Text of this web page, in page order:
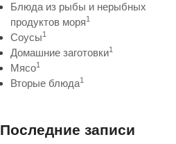
Блюда из рыбы и нерыбных
продуктов моря1
Соусы1
Домашние заготовки1
Мясо1
Вторые блюда1
Последние записи